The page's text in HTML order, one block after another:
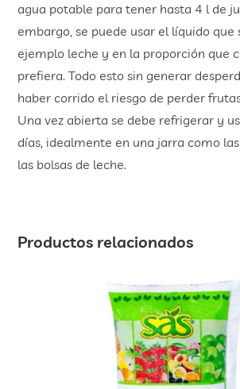
agua potable para tener hasta 4 l de
embargo, se puede usar el líquido que
ejemplo leche y en la proporción que
prefiera. Todo esto sin generar
haber corrido el riesgo de perder
Una vez abierta se debe refrigerar y
días, idealmente en una jarra como
las bolsas de leche.
Productos relacionados